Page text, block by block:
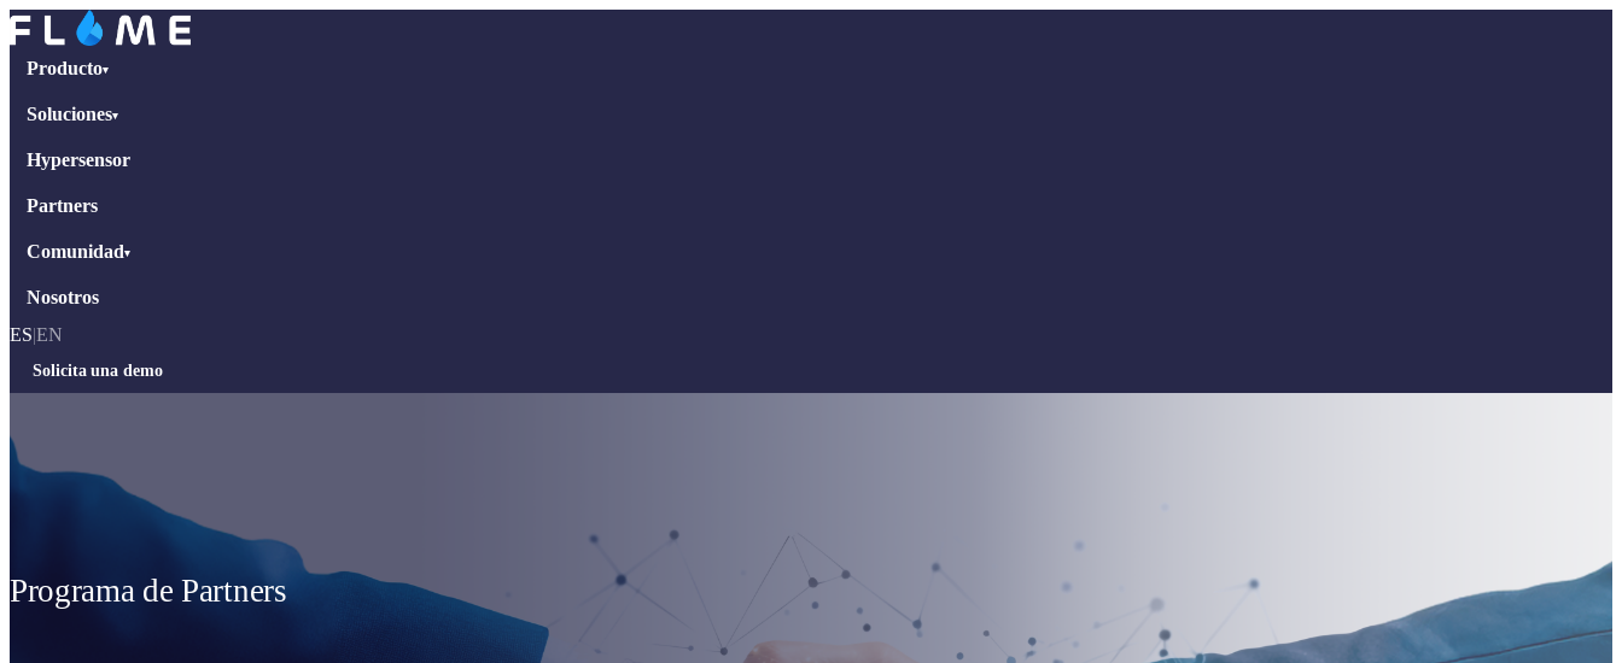
Producto▾
Soluciones▾
Hypersensor
Partners
Comunidad▾
Nosotros
ES|EN
Solicita una demo
Programa de Partners